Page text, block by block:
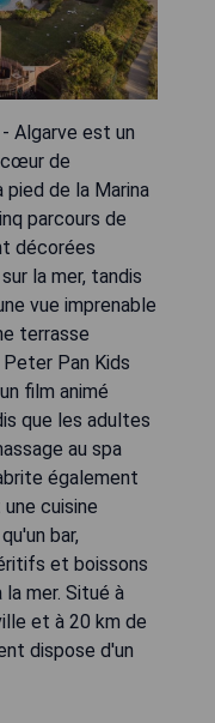
Algarve est un
de
pied de la Marina
parcours de
décorées
la mer, tandis
vue imprenable
terrasse
Pan Kids
film animé
que les adultes
au spa
également
cuisine
bar,
et boissons
mer. Situé à
et à 20 km de
dispose d'un